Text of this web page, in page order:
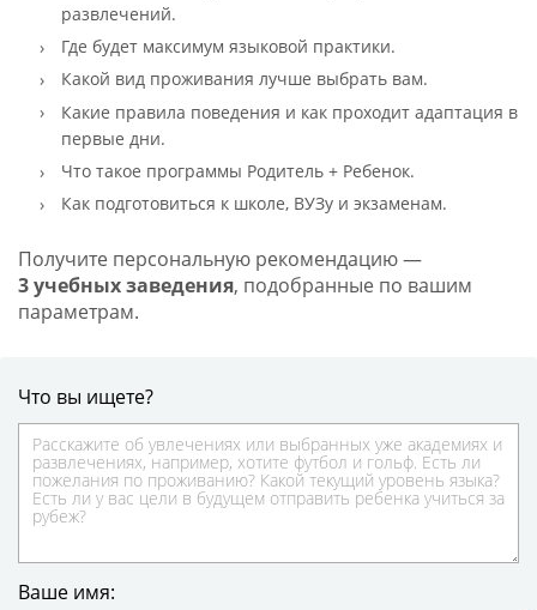
развлечений.
Где будет максимум языковой практики.
Какой вид проживания лучше выбрать вам.
Какие правила поведения и как проходит адаптация в
первые дни.
Что такое программы Родитель + Ребенок.
Как подготовиться к школе, ВУЗу и экзаменам.
Получите персональную рекомендацию —
3 учебных заведения, подобранные по вашим
параметрам.
Что вы ищете?
Ваше имя: